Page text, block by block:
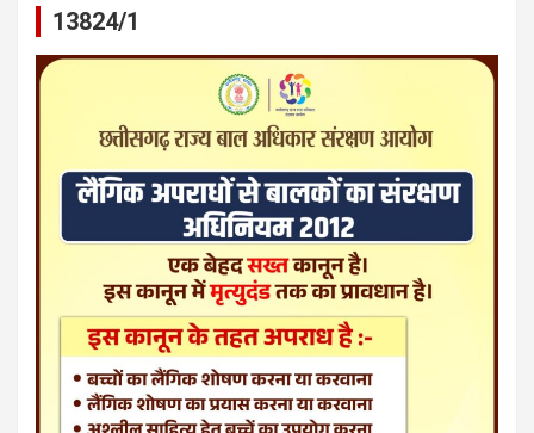
13824/1